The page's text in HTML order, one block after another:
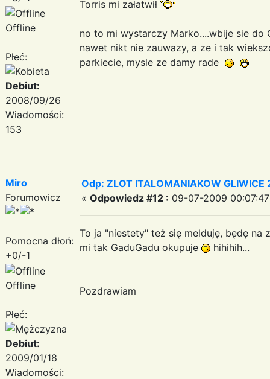
Offline
Płeć:
Debiut:
2008/09/26
Wiadomości:
153
Torris mi załatwił
no to mi wystarczy Marko....wbije sie do
nawet nikt nie zauwazy, a ze i tak
parkiecie, mysle ze damy rade
Miro
Forumowicz
Pomocna dłoń:
+0/-1
Offline
Płeć:
Debiut:
2009/01/18
Wiadomości:
Odp: ZLOT ITALOMANIAKOW
« Odpowiedz #12 : 09-07-2009
To ja "niestety" też się melduję, będę na
mi tak GaduGadu okupuje
hihihih...
Pozdrawiam